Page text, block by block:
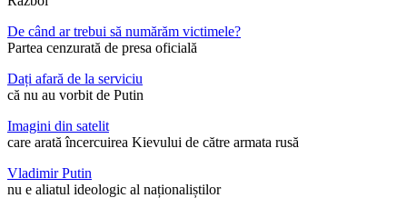
De când ar trebui să numărăm victimele?
Partea cenzurată de presa oficială
Dați afară de la serviciu
că nu au vorbit de Putin
Imagini din satelit
care arată încercuirea Kievului de către armata rusă
Vladimir Putin
nu e aliatul ideologic al naționaliștilor